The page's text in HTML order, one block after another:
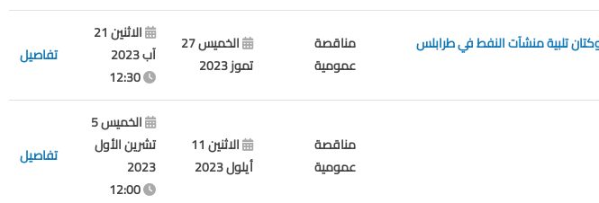
عمومية لشراء مادة الديزل اويل ومادة البنزين 95 اوكتان تلبية منشآت النفط في طرابلس
مناقصة
عمومية
الخميس 27
تموز 2023
الاثنين 21
آب 2023
12:30
تفاصيل
مناقصة
عمومية
الاثنين 11
أيلول 2023
الخميس 5
تشرين الأول
2023
12:00
تفاصيل